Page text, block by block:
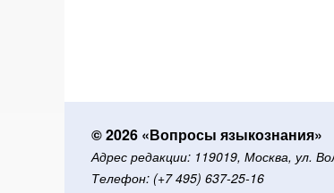
© 2026 «Вопросы языкознания»
Адрес редакции: 119019, Москва, ул.
Телефон: (+7 495) 637-25-16